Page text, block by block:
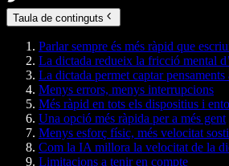
Taula de continguts
Parlar sempre és més ràpid que
La dictada redueix la fricció mental
La dictada permet captar pensaments
Menys errors, menys interrupcions
Més ràpid en tots els dispositius i
Una opció més ràpida per a més gent
Menys esforç físic, més velocitat
Com la IA millora la velocitat de la
Limitacions a tenir en compte